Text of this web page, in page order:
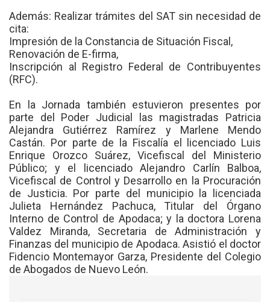
Además: Realizar trámites del SAT sin necesidad de
cita:
Impresión de la Constancia de Situación Fiscal,
Renovación de E-firma,
Inscripción al Registro Federal de Contribuyentes
(RFC).
En la Jornada también estuvieron presentes por
parte del Poder Judicial las magistradas Patricia
Alejandra Gutiérrez Ramírez y Marlene Mendo
Castán. Por parte de la Fiscalía el licenciado Luis
Enrique Orozco Suárez, Vicefiscal del Ministerio
Público; y el licenciado Alejandro Carlín Balboa,
Vicefiscal de Control y Desarrollo en la Procuración
de Justicia. Por parte del municipio la licenciada
Julieta Hernández Pachuca, Titular del Órgano
Interno de Control de Apodaca; y la doctora Lorena
Valdez Miranda, Secretaria de Administración y
Finanzas del municipio de Apodaca. Asistió el doctor
Fidencio Montemayor Garza, Presidente del Colegio
de Abogados de Nuevo León.